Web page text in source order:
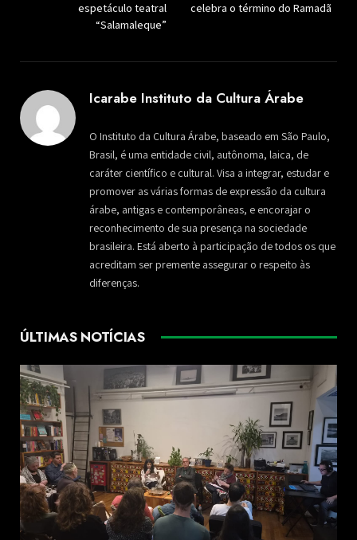
espetáculo teatral
“Salamaleque”
celebra o término do Ramadã
Icarabe Instituto da Cultura Árabe
O Instituto da Cultura Árabe, baseado em São Paulo,
Brasil, é uma entidade civil, autônoma, laica, de
caráter científico e cultural. Visa a integrar, estudar e
promover as várias formas de expressão da cultura
árabe, antigas e contemporâneas, e encorajar o
reconhecimento de sua presença na sociedade
brasileira. Está aberto à participação de todos os que
acreditam ser premente assegurar o respeito às
diferenças.
ÚLTIMAS NOTÍCIAS